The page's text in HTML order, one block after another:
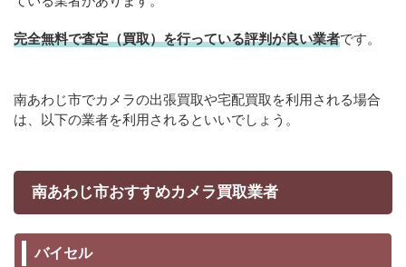
完全無料で査定（買取）を行っている評判が良い業者です。
南あわじ市でカメラの出張買取や宅配買取を利用される場合
は、以下の業者を利用されるといいでしょう。
南あわじ市おすすめカメラ買取業者
バイセル